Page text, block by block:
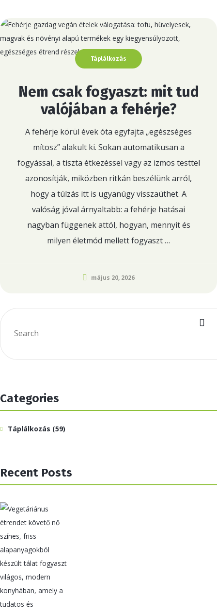
Táplálkozás
Nem csak fogyaszt: mit tud
valójában a fehérje?
A fehérje körül évek óta egyfajta „egészséges
mítosz” alakult ki. Sokan automatikusan a
fogyással, a tiszta étkezéssel vagy az izmos testtel
azonosítják, miközben ritkán beszélünk arról,
hogy a túlzás itt is ugyanúgy visszaüthet. A
valóság jóval árnyaltabb: a fehérje hatásai
nagyban függenek attól, hogyan, mennyit és
milyen életmód mellett fogyaszt …
május 20, 2026
Categories
Táplálkozás (59)
Recent Posts